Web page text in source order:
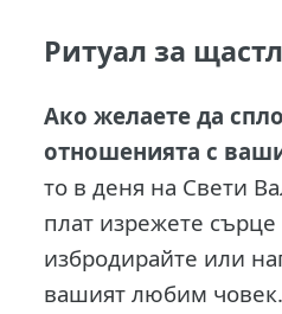
Ритуал за
Ако желаете да
отношенията с
то в деня на Свети
плат изрежете
избродирайте или
вашият любим